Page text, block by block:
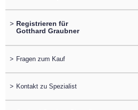
> Registrieren für
Gotthard Graubner
> Fragen zum Kauf
> Kontakt zu Spezialist